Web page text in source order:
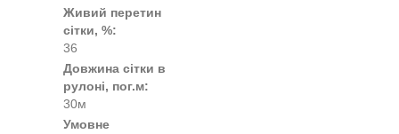
Живий перетин
сітки, %:
36
Довжина сітки в
рулоні, пог.м:
30м
Умовне